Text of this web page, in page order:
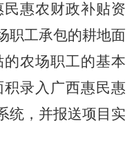
民惠农财政补贴资
职工承包的耕地面
农场职工的基本
积录入 广西惠民惠
统， 并报送项目实